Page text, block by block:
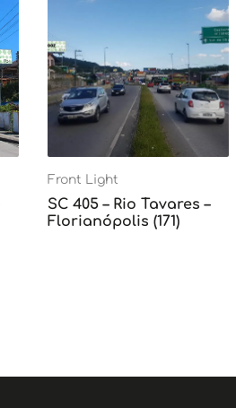
Front Light
SC 405 – Rio Tavares –
Florianópolis (171)